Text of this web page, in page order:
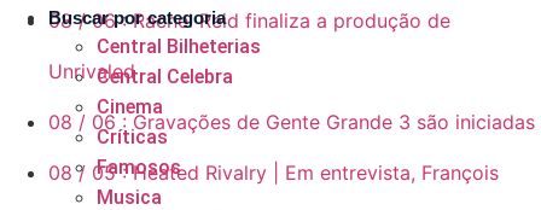
08 / 06 : Rachel Reid finaliza a produção de
Unrivaled
08 / 06 : Gravações de Gente Grande 3 são iniciadas
08 / 05 : Heated Rivalry | Em entrevista, François
Buscar por categoria
Central Bilheterias
Central Celebra
Cinema
Críticas
Famosos
Musica